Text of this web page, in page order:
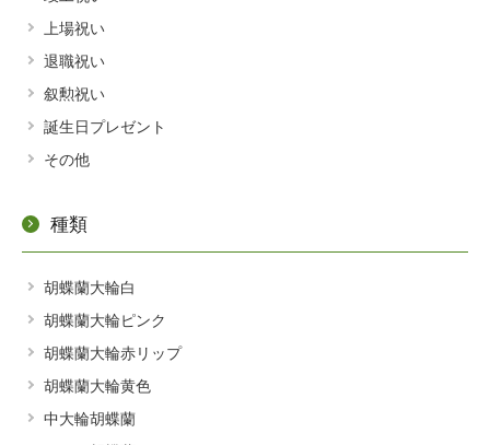
上場祝い
退職祝い
叙勲祝い
誕生日プレゼント
その他
種類
胡蝶蘭大輪白
胡蝶蘭大輪ピンク
胡蝶蘭大輪赤リップ
胡蝶蘭大輪黄色
中大輪胡蝶蘭